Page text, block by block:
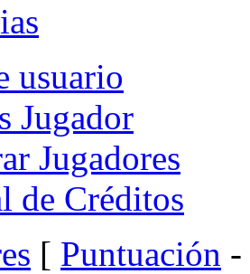
usuario
Jugador
Jugadores
de Créditos
[ Puntuación -